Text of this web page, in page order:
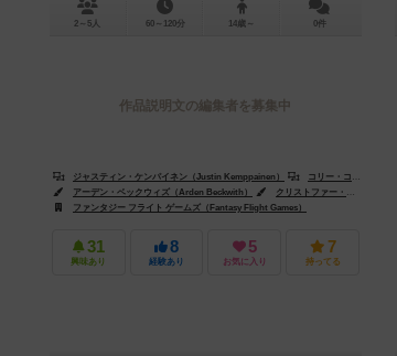
2～5人 60～120分 14歳～ 0件
作品説明文の編集者を募集中
ジャスティン・ケンパイネン（Justin Kemppainen） コリー・コニエツカ（Corey Konieczka）
アーデン・ベックウィズ（Arden Beckwith）
クリストファー・バーデット（Christopher Burdett）
ファンタジー フライト ゲームズ（Fantasy Flight Games）
31
興味あり
8
経験あり
5
お気に入り
7
持ってる